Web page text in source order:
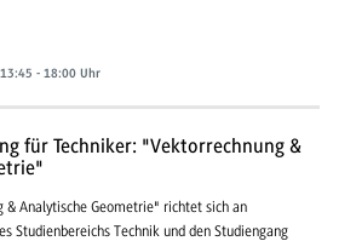
- 18:00 Uhr
für Techniker: "Vektorrechnung &
& Analytische Geometrie" richtet sich an
Studienbereichs Technik und den Studiengang